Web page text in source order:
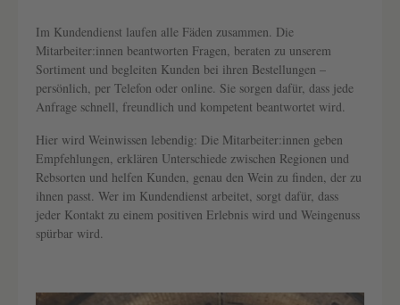
Im Kundendienst laufen alle Fäden zusammen. Die
Mitarbeiter:innen beantworten Fragen, beraten zu unserem
Sortiment und begleiten Kunden bei ihren Bestellungen –
persönlich, per Telefon oder online. Sie sorgen dafür, dass jede
Anfrage schnell, freundlich und kompetent beantwortet wird.
Hier wird Weinwissen lebendig: Die Mitarbeiter:innen geben
Empfehlungen, erklären Unterschiede zwischen Regionen und
Rebsorten und helfen Kunden, genau den Wein zu finden, der zu
ihnen passt. Wer im Kundendienst arbeitet, sorgt dafür, dass
jeder Kontakt zu einem positiven Erlebnis wird und Weingenuss
spürbar wird.